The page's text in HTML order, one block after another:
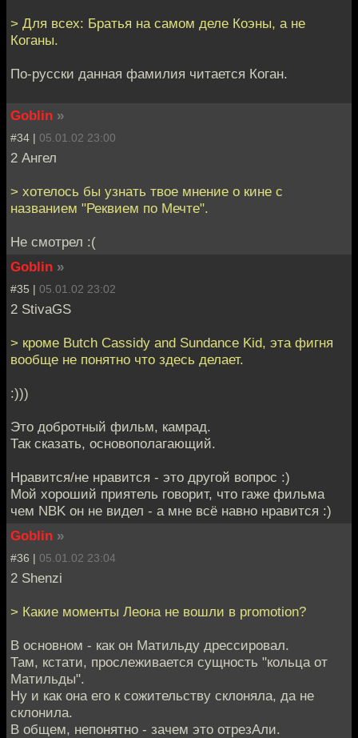
> Для всех: Братья на самом деле Коэны, а не
Коганы.
По-русски данная фамилия читается Коган.
Goblin »
#34 | 05.01.02 23:00
2 Ангел
> хотелось бы узнать твое мнение о кине с
названием "Реквием по Мечте".
Не смотрел :(
Goblin »
#35 | 05.01.02 23:02
2 StivaGS
> кроме Butch Cassidy and Sundance Kid, эта фигня
вообще не понятно что здесь делает.
:)))
Это добротный фильм, камрад.
Так сказать, основополагающий.
Нравится/не нравится - это другой вопрос :)
Мой хороший приятель говорит, что гаже фильма
чем NBK он не видел - а мне всё навно нравится :)
Goblin »
#36 | 05.01.02 23:04
2 Shenzi
> Какие моменты Леона не вошли в promotion?
В основном - как он Матильду дрессировал.
Там, кстати, прослеживается сущность "кольца от
Матильды".
Ну и как она его к сожительству склоняла, да не
склонила.
В общем, непонятно - зачем это отрезАли.